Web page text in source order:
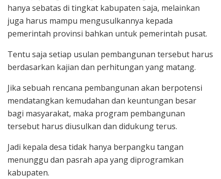
hanya sebatas di tingkat kabupaten saja, melainkan
juga harus mampu mengusulkannya kepada
pemerintah provinsi bahkan untuk pemerintah pusat.
Tentu saja setiap usulan pembangunan tersebut harus
berdasarkan kajian dan perhitungan yang matang.
Jika sebuah rencana pembangunan akan berpotensi
mendatangkan kemudahan dan keuntungan besar
bagi masyarakat, maka program pembangunan
tersebut harus diusulkan dan didukung terus.
Jadi kepala desa tidak hanya berpangku tangan
menunggu dan pasrah apa yang diprogramkan
kabupaten.